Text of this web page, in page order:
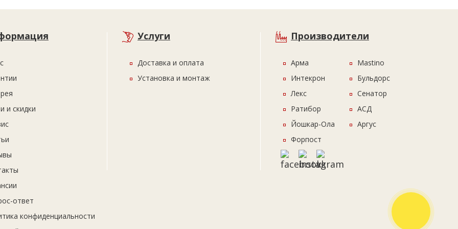
и скидки
ответ
конфиденциальности
Услуги
Доставка и оплата
Установка и монтаж
Производители
Арма
Интекрон
Лекс
Ратибор
Йошкар-Ола
Форпост
Mastino
Бульдорс
Сенатор
АСД
Аргус